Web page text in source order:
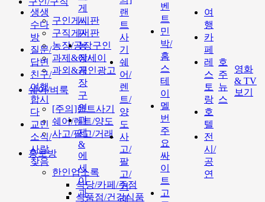
구인게시판
구직게시판
농장/공장구인
과제&에세이
과외&개인광고
쉐어/벼룩
[주의]랜트사기
쉐어/렌트/양도
사고/팔고/거래
홍보방
한인업소록
식당/카페/주점
식품점/건강식품
생생
수다
방
질문/
답변
친구/
여행
합시
다
교민
소식/
사람
찾음
게
시
판
농
장/
공
장
구
인
과
제
&
에
세
이
과
랜
트
사
기
쉐
어/
렌
트/
양
도
사
고/
팔
고/
거
래
벤
트
민
박/
홈
스
테
이
멜
번
주
요
싸
이
트
고
여
행
카
페
레
스
토
랑
호
텔
전
시/
공
연
호
주
뉴
스
영화
& TV
보기